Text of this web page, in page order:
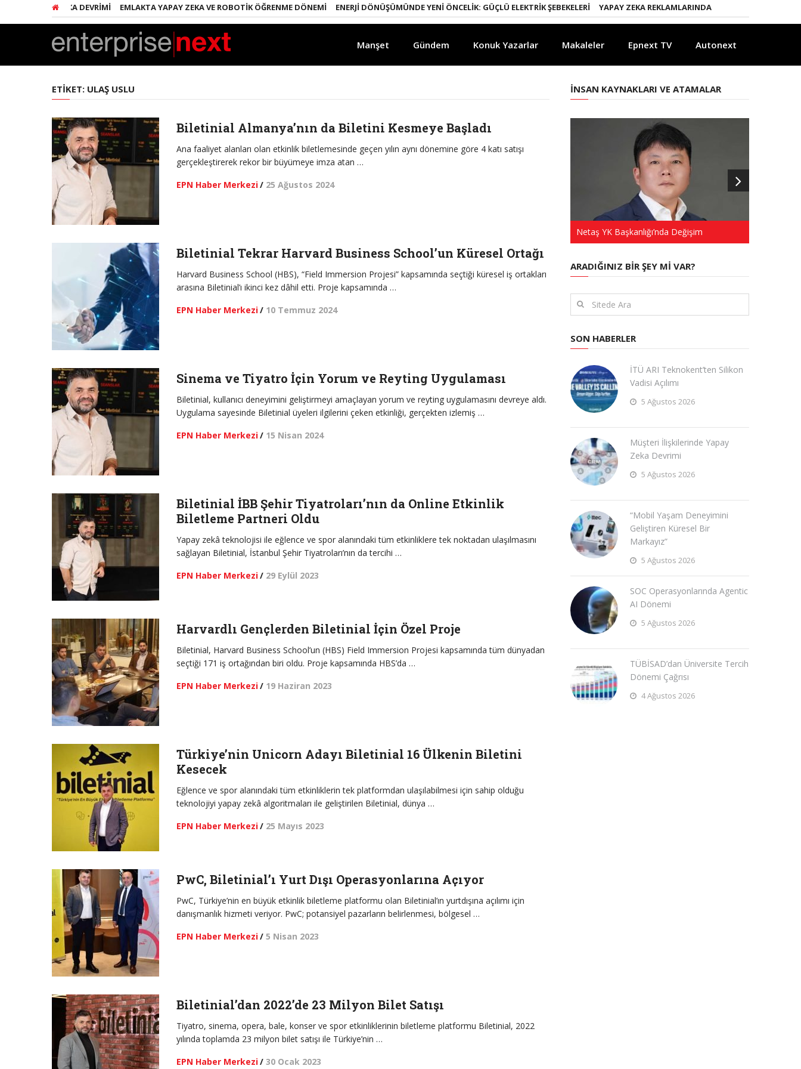
YAPAY ZEKA DEVRIMI EMLAKTA YAPAY ZEKA VE ROBOTIK ÖĞRENME DÖNEMI ENERJI DÖNÜŞÜMÜNDE YENI ÖNCELIK: GÜÇLÜ ELEKTRIK ŞEBEKELERI YAPAY ZEKA REKLAMLARINDA KURALLAR DEĞIŞIYOR
Manşet Gündem Konuk Yazarlar Makaleler Epnext TV Autonext
ETIKET: ULAŞ USLU
Biletinial Almanya’nın da Biletini Kesmeye Başladı
Ana faaliyet alanları olan etkinlik biletlemesinde geçen yılın aynı dönemine göre 4 katı satışı
gerçekleştirerek rekor bir büyümeye imza atan …
EPN Haber Merkezi/ 25 Ağustos 2024
Biletinial Tekrar Harvard Business School’un Küresel Ortağı
Harvard Business School (HBS), “Field Immersion Projesi” kapsamında seçtiği küresel iş ortakları
arasına Biletinial’ı ikinci kez dâhil etti. Proje kapsamında …
EPN Haber Merkezi/ 10 Temmuz 2024
Sinema ve Tiyatro İçin Yorum ve Reyting Uygulaması
Biletinial, kullanıcı deneyimini geliştirmeyi amaçlayan yorum ve reyting uygulamasını devreye aldı.
Uygulama sayesinde Biletinial üyeleri ilgilerini çeken etkinliği, gerçekten izlemiş …
EPN Haber Merkezi/ 15 Nisan 2024
Biletinial İBB Şehir Tiyatroları’nın da Online Etkinlik
Biletleme Partneri Oldu
Yapay zekâ teknolojisi ile eğlence ve spor alanındaki tüm etkinliklere tek noktadan ulaşılmasını
sağlayan Biletinial, İstanbul Şehir Tiyatroları’nın da tercihi …
EPN Haber Merkezi/ 29 Eylül 2023
Harvardlı Gençlerden Biletinial İçin Özel Proje
Biletinial, Harvard Business School’un (HBS) Field Immersion Projesi kapsamında tüm dünyadan
seçtiği 171 iş ortağından biri oldu. Proje kapsamında HBS’da …
EPN Haber Merkezi/ 19 Haziran 2023
Türkiye’nin Unicorn Adayı Biletinial 16 Ülkenin Biletini
Kesecek
Eğlence ve spor alanındaki tüm etkinliklerin tek platformdan ulaşılabilmesi için sahip olduğu
teknolojiyi yapay zekâ algoritmaları ile geliştirilen Biletinial, dünya …
EPN Haber Merkezi/ 25 Mayıs 2023
PwC, Biletinial’ı Yurt Dışı Operasyonlarına Açıyor
PwC, Türkiye’nin en büyük etkinlik biletleme platformu olan Biletinial’ın yurtdışına açılımı için
danışmanlık hizmeti veriyor. PwC; potansiyel pazarların belirlenmesi, bölgesel …
EPN Haber Merkezi/ 5 Nisan 2023
Biletinial’dan 2022’de 23 Milyon Bilet Satışı
Tiyatro, sinema, opera, bale, konser ve spor etkinliklerinin biletleme platformu Biletinial, 2022
yılında toplamda 23 milyon bilet satışı ile Türkiye’nin …
EPN Haber Merkezi/ 30 Ocak 2023
İNSAN KAYNAKLARI VE ATAMALAR
Netaş YK Başkanlığı’nda Değişim
ARADIĞINIZ BIR ŞEY MI VAR?
SON HABERLER
İTÜ ARI Teknokent’ten Silikon
Vadisi Açılımı
5 Ağustos 2026
Müşteri İlişkilerinde Yapay
Zeka Devrimi
5 Ağustos 2026
“Mobil Yaşam Deneyimini
Geliştiren Küresel Bir
Markayız”
5 Ağustos 2026
SOC Operasyonlarında Agentic
AI Dönemi
5 Ağustos 2026
TÜBİSAD’dan Üniversite Tercih
Dönemi Çağrısı
4 Ağustos 2026